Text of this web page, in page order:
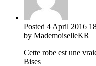
Posted 4 April 2016
by MademoiselleKR
Cette robe est une
Bises